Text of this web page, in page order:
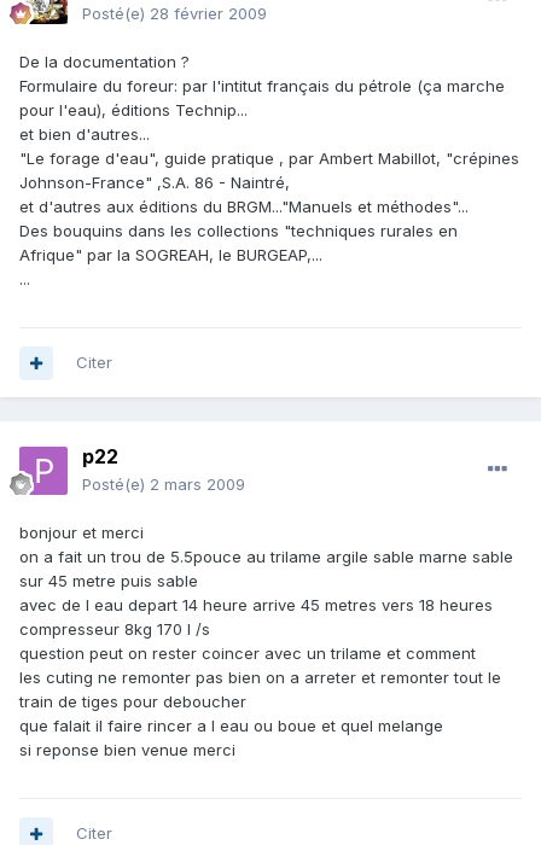
Posté(e) 28 février 2009
De la documentation ?
Formulaire du foreur: par l'intitut français du pétrole (ça marche
pour l'eau), éditions Technip...
et bien d'autres...
"Le forage d'eau", guide pratique , par Ambert Mabillot, "crépines
Johnson-France" ,S.A. 86 - Naintré,
et d'autres aux éditions du BRGM..."Manuels et méthodes"...
Des bouquins dans les collections "techniques rurales en
Afrique" par la SOGREAH, le BURGEAP,...
...
Citer
p22
Posté(e) 2 mars 2009
bonjour et merci
on a fait un trou de 5.5pouce au trilame argile sable marne sable
sur 45 metre puis sable
avec de l eau depart 14 heure arrive 45 metres vers 18 heures
compresseur 8kg 170 l /s
question peut on rester coincer avec un trilame et comment
les cuting ne remonter pas bien on a arreter et remonter tout le
train de tiges pour deboucher
que falait il faire rincer a l eau ou boue et quel melange
si reponse bien venue merci
Citer